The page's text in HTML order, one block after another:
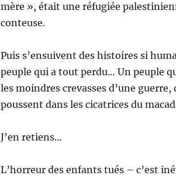
mère », était une réfugiée
conteuse.
Puis s’ensuivent des histoires si
peuple qui a tout perdu… Un peuple
les moindres crevasses d’une
poussent dans les cicatrices du
J’en retiens…
L’horreur des enfants tués – c’est